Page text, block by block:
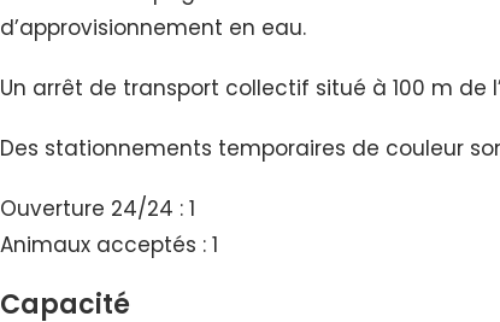
d’approvisionnement en eau.
Un arrêt de transport collectif situé à 100 m de
Des stationnements temporaires de couleur
Ouverture 24/24 : 1
Animaux acceptés : 1
Capacité